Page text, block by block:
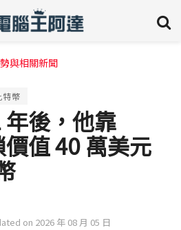
與相關新聞
特幣
後，他靠
值 40 萬美元
on 2026 年 08 月 05 日